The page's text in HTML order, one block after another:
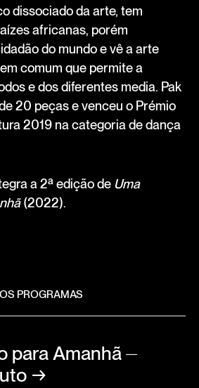
dissociado da arte, tem
africanas, porém
do mundo e vê a arte
comum que permite a
e dos diferentes media. Pak
20 peças e venceu o Prémio
2019 na categoria de dança
a 2ª edição de Uma
(2022).
PROGRAMAS
para Amanhã ⏤
→